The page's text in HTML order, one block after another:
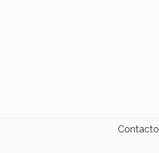
Contacto